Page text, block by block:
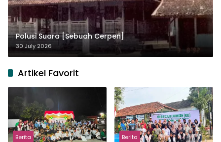
Polusi Suara [Sebuah Cerpen]
30 July 2026
Artikel Favorit
Berita Berita